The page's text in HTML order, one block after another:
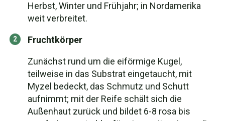
Herbst, Winter und Frühjahr; in Nordamerika
weit verbreitet.
Fruchtkörper
Zunächst rund um die eiförmige Kugel,
teilweise in das Substrat eingetaucht, mit
Myzel bedeckt, das Schmutz und Schutt
aufnimmt; mit der Reife schält sich die
Außenhaut zurück und bildet 6-8 rosa bis